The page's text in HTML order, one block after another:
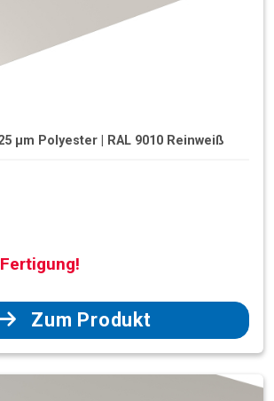
µm Polyester | RAL 9010 Reinweiß
Zum Produkt